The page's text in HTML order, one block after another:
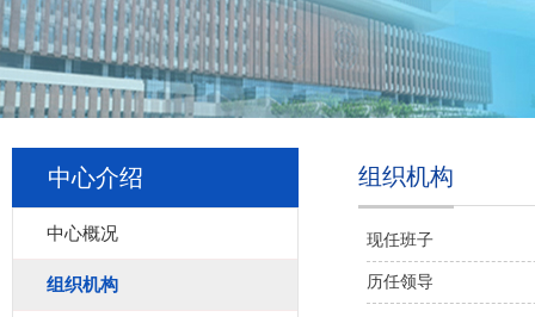
中心介绍
中心概况
组织机构
组织机构
现任班子
历任领导